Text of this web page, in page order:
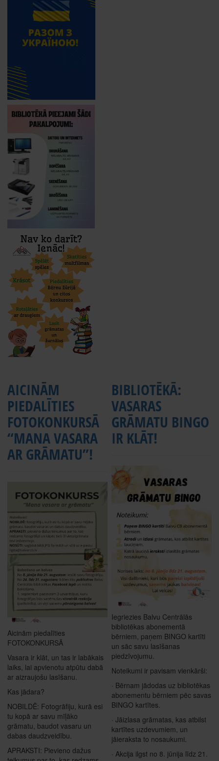
AICINĀM
PIEDALĪTIES
FOTOKONKURSĀ
“MANA VASARA
AR GRĀMATU”!
Aicinām piedalīties
FOTOKONKURSĀ
Vasara ir klāt, un tas ir labākais
laiks, lai apvienotu atpūtu dabā
ar aizraujošu lasīšanu.
Kas jādara?
NOBILDĒ: Fotogrāfiju, kurā esi
tu kopā ar savu mīļāko
grāmatu, baudot vasaru un
dabas daudzveidību.
APRAKSTI: Pievieno dažus
BIBLIOTĒKĀ:
VASARAS
GRĀMATU BINGO
IR KLĀT!
Iegriezies Balvu Centrālās
bibliotēkas abonementā
bērniem, paņem BINGO kartīti
un sāc savu lasīšanas
piedzīvojumu.
Noteikumi ir pavisam vienkārši:
· Bērnam jādodas uz bibliotēkas
abonementu bērniem pēc savas
BINGO kartītes.
· Jāizlasa grāmatas, kas atbilst
kartītes uzdevumiem, un
jāieraksta to nosaukumi.
· Akcija ilgst no 8. jūnija līdz 21.